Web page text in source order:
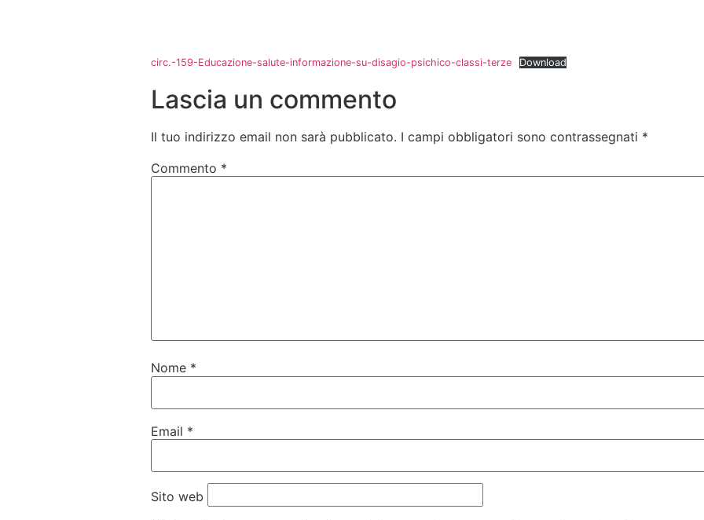
circ.-159-Educazione-salute-informazione-su-disagio-psichico-classi-terze Download
Lascia un commento
Il tuo indirizzo email non sarà pubblicato. I campi obbligatori sono contrassegnati *
Commento *
Nome *
Email *
Sito web